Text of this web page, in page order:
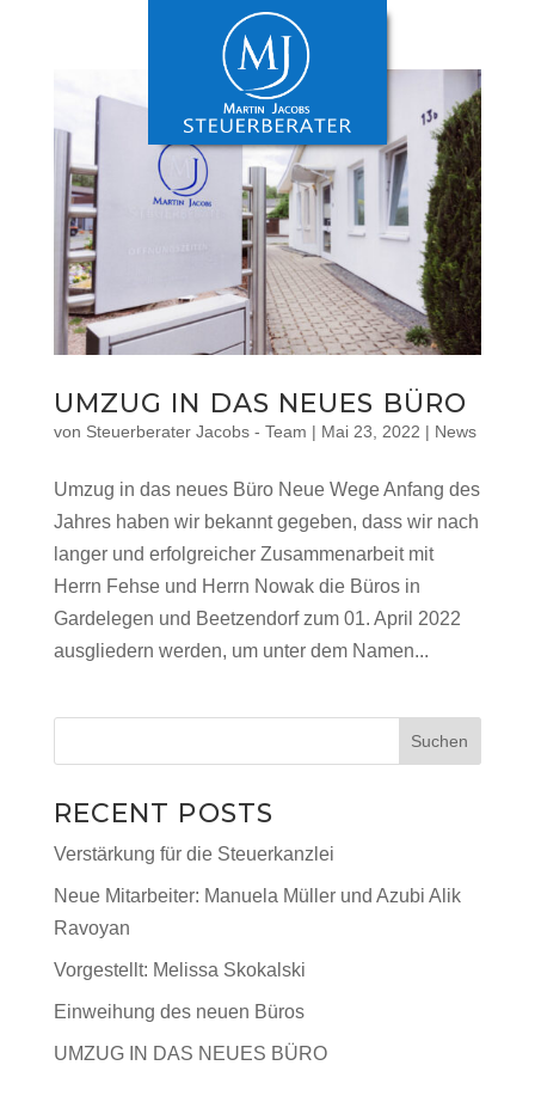
UMZUG IN DAS NEUES BÜRO
von Steuerberater Jacobs - Team | Mai 23, 2022 | News
Umzug in das neues Büro Neue Wege Anfang des
Jahres haben wir bekannt gegeben, dass wir nach
langer und erfolgreicher Zusammenarbeit mit
Herrn Fehse und Herrn Nowak die Büros in
Gardelegen und Beetzendorf zum 01. April 2022
ausgliedern werden, um unter dem Namen...
Suchen
RECENT POSTS
Verstärkung für die Steuerkanzlei
Neue Mitarbeiter: Manuela Müller und Azubi Alik
Ravoyan
Vorgestellt: Melissa Skokalski
Einweihung des neuen Büros
UMZUG IN DAS NEUES BÜRO